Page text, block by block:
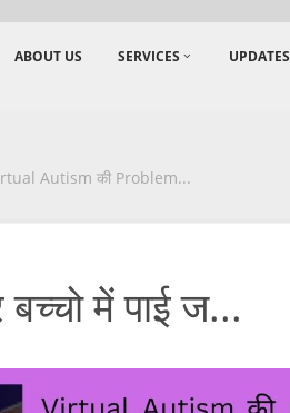
ABOUT US SERVICES UPDATES
Autism की Problem...
में पाई ज...